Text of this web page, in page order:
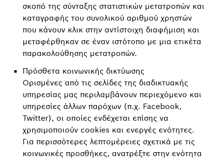
σκοπό της σύνταξης στατιστικών μετατροπών και
καταγραφής του συνολικού αριθμού χρηστών
που κάνουν κλικ στην αντίστοιχη διαφήμιση και
μεταφέρθηκαν σε έναν ιστότοπο με μια ετικέτα
παρακολούθησης μετατροπών.
Πρόσθετα κοινωνικής δικτύωσης
Ορισμένες από τις σελίδες της διαδικτυακής
υπηρεσίας μας περιλαμβάνουν περιεχόμενο και
υπηρεσίες άλλων παρόχων (π.χ. Facebook,
Twitter), οι οποίες ενδέχεται επίσης να
χρησιμοποιούν cookies και ενεργές ενότητες.
Για περισσότερες λεπτομέρειες σχετικά με τις
κοινωνικές προσθήκες, ανατρέξτε στην ενότητα